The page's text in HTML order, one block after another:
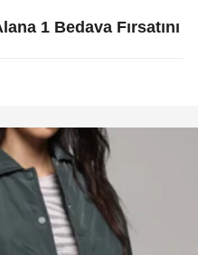
1 Bedava Fırsatını